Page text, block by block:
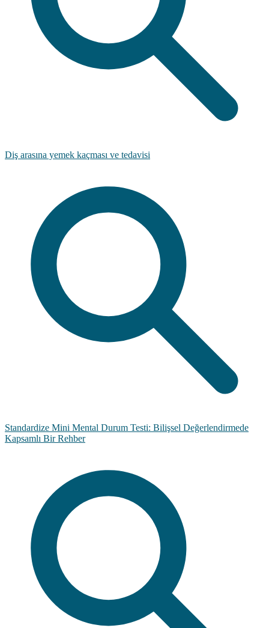
Diş arasına yemek kaçması ve tedavisi
Standardize Mini Mental Durum Testi: Bilişsel Değerlendirmede
Kapsamlı Bir Rehber